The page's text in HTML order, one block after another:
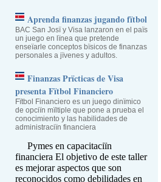
Aprenda finanzas jugando fïtbol
BAC San Josï y Visa lanzaron en el païs
un juego en lïnea que pretende
enseïarle conceptos bïsicos de finanzas
personales a jïvenes y adultos.
Finanzas Prïcticas de Visa
presenta Fïtbol Financiero
Fïtbol Financiero es un juego dinïmico
de opciïn mïltiple que pone a prueba el
conocimiento y las habilidades de
administraciïn financiera
Pymes en capacitaciïn
financiera El objetivo de este taller
es mejorar aspectos que son
reconocidos como debilidades en